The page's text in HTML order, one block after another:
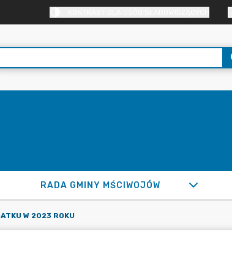
RADA GMINY MŚCIWOJÓW
W 2023 ROKU